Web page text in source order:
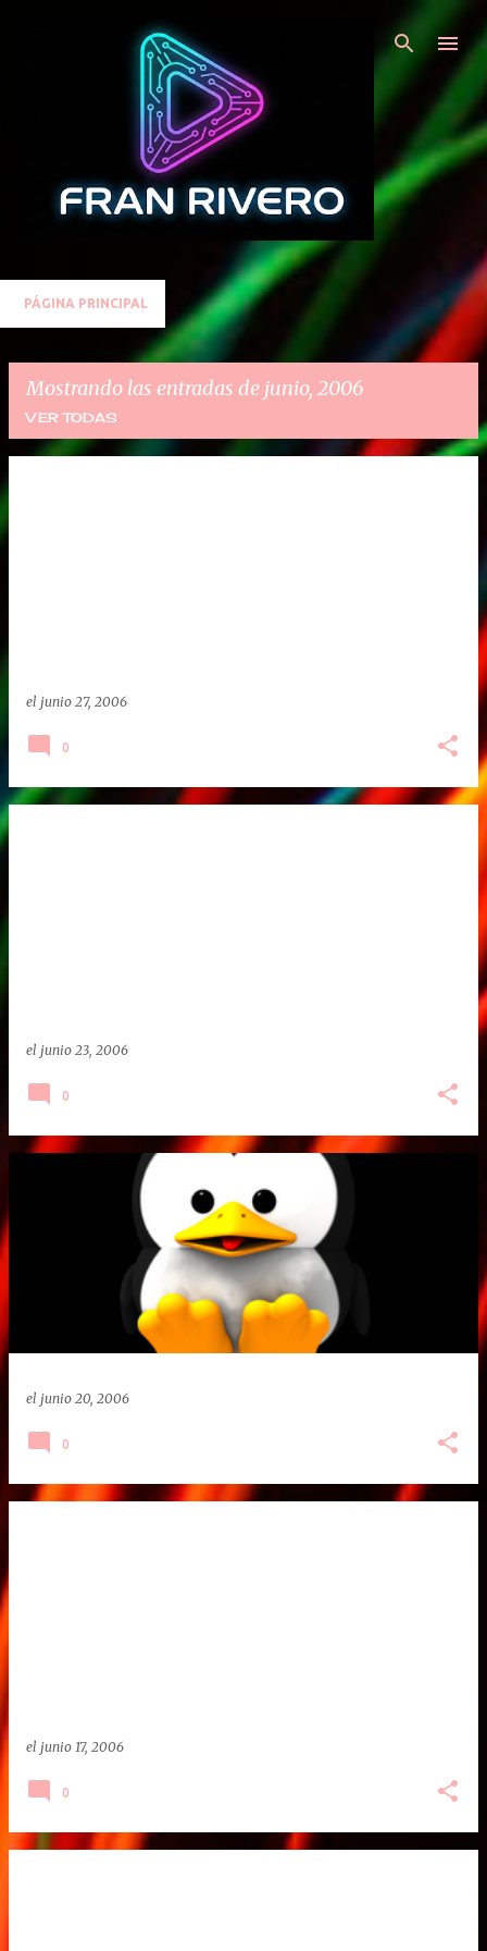
Ir al contenido principal
PÁGINA PRINCIPAL
Mostrando las entradas de junio, 2006
VER TODAS
E
n
d
s
el junio 27, 2006
0
el junio 23, 2006
0
el junio 20, 2006
0
el junio 17, 2006
0